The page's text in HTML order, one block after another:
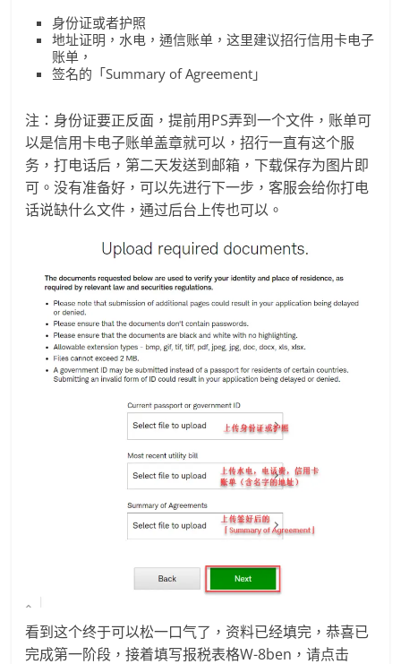
身份证或者护照
地址证明，水电，通信账单，这里建议招行信用卡电子
账单，
签名的「Summary of Agreement」
注：身份证要正反面，提前用PS弄到一个文件，账单可
以是信用卡电子账单盖章就可以，招行一直有这个服
务，打电话后，第二天发送到邮箱，下载保存为图片即
可。没有准备好，可以先进行下一步，客服会给你打电
话说缺什么文件，通过后台上传也可以。
看到这个终于可以松一口气了，资料已经填完，恭喜已
完成第一阶段，接着填写报税表格W-8ben，请点击